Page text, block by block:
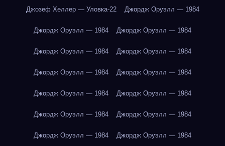
Джозеф Хеллер — Уловка-22 Джордж Оруэлл — 1984
Джордж Оруэлл — 1984 Джордж Оруэлл — 1984
Джордж Оруэлл — 1984 Джордж Оруэлл — 1984
Джордж Оруэлл — 1984 Джордж Оруэлл — 1984
Джордж Оруэлл — 1984 Джордж Оруэлл — 1984
Джордж Оруэлл — 1984 Джордж Оруэлл — 1984
Джордж Оруэлл — 1984 Джордж Оруэлл — 1984